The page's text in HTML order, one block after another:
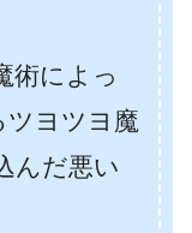
術によっ
ツヨツヨ魔
んだ悪い